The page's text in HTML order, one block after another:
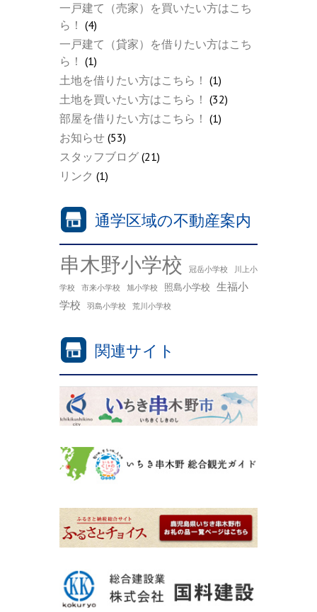
一戸建て（売家）を買いたい方はこち
ら！ (4)
一戸建て（貸家）を借りたい方はこち
ら！ (1)
土地を借りたい方はこちら！ (1)
土地を買いたい方はこちら！ (32)
部屋を借りたい方はこちら！ (1)
お知らせ (53)
スタッフブログ (21)
リンク (1)
通学区域の不動産案内
串木野小学校 冠岳小学校
川上小
学校
市来小学校 旭小学校 照島小学校 生福小
学校
羽島小学校 荒川小学校
関連サイト